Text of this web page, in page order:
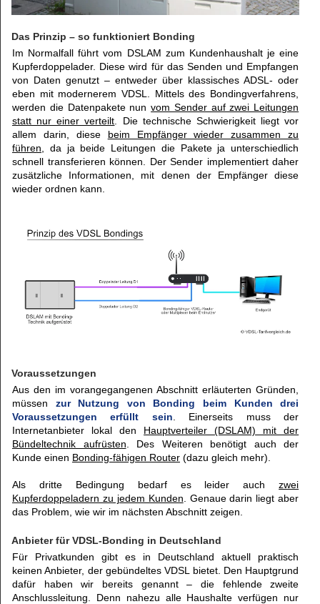
Das Prinzip – so funktioniert Bonding
Im Normalfall führt vom DSLAM zum Kundenhaushalt je eine
Kupferdoppelader. Diese wird für das Senden und Empfangen
von Daten genutzt – entweder über klassisches ADSL- oder
eben mit modernerem VDSL. Mittels des Bondingverfahrens,
werden die Datenpakete nunvom Sender auf zwei Leitungen
statt nur einer verteilt . Die technische Schwierigkeit liegt vor
allem darin, diese beim Empfänger wieder zusammen zu
führen , da ja beide Leitungen die Pakete ja unterschiedlich
schnell transferieren können. Der Sender implementiert daher
zusätzliche Informationen, mit denen der Empfänger diese
wieder ordnen kann.
Voraussetzungen
Aus den im vorangegangenen Abschnitt erläuterten Gründen,
müssen zur Nutzung von Bonding beim Kunden drei
Voraussetzungen erfüllt sein . Einerseits muss der
Internetanbieter lokal den Hauptverteiler (DSLAM) mit der
Bündeltechnik aufrüsten . Des Weiteren benötigt auch der
Kunde einen Bonding-fähigen Router (dazu gleich mehr).
Als dritte Bedingung bedarf es leider auchzwei
Kupferdoppeladern zu jedem Kunden . Genaue darin liegt aber
das Problem, wie wir im nächsten Abschnitt zeigen.
Anbieter für VDSL-Bonding in Deutschland
Für Privatkunden gibt es in Deutschland aktuell praktisch
keinen Anbieter, der gebündeltes VDSL bietet. Den Hauptgrund
dafür haben wir bereits genannt – die fehlende zweite
Anschlussleitung. Denn nahezu alle Haushalte verfügen nur